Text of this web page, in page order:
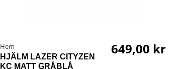
Hem
HJÄLM LAZER CITYZEN
KC MATT GRÅBLÅ
649,00 kr